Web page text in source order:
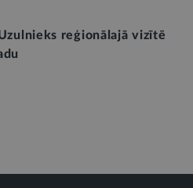
reģionālajā vizītē